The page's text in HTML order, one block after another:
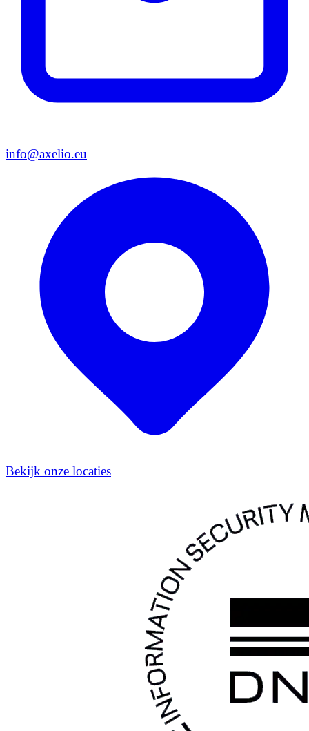
info@axelio.eu
Bekijk onze locaties